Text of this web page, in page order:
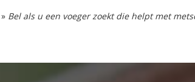
» Bel als u een voeger zoekt die helpt met